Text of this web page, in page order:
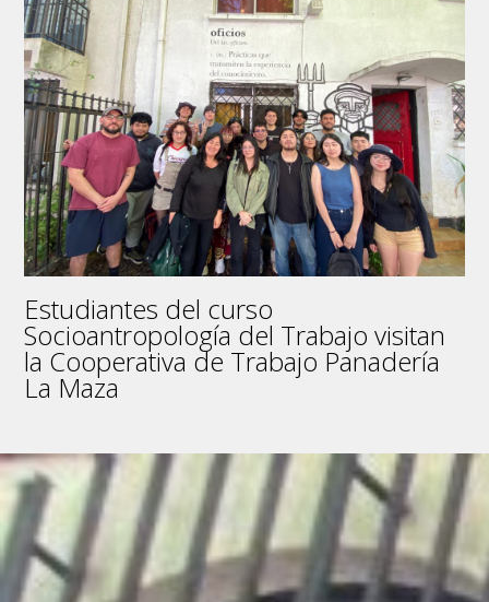
“Dinámicas
Emergentes
del
Trabajo”
participa
en
encuentro
internacional
de
cooperativas
en
Argentina
Estudiantes del curso
Socioantropología del Trabajo visitan
la Cooperativa de Trabajo Panadería
La Maza